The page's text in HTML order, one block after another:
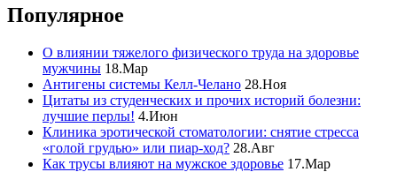
Популярное
О влиянии тяжелого физического труда на здоровье
мужчины 18.Мар
Антигены системы Келл-Челано 28.Ноя
Цитаты из студенческих и прочих историй болезни:
лучшие перлы! 4.Июн
Клиника эротической стоматологии: снятие стресса
«голой грудью» или пиар-ход? 28.Авг
Как трусы влияют на мужское здоровье 17.Мар